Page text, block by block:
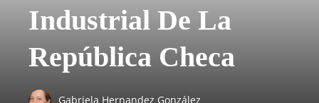
Industrial De La
República Checa
Gabriela Hernandez González